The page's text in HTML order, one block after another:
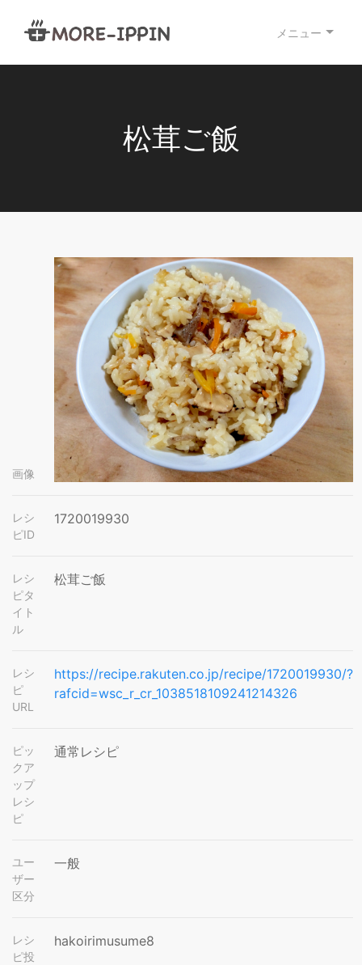
メニュー
松茸ご飯
画像
レシ
ピID
1720019930
レシ
ピタ
イト
ル
松茸ご飯
レシ
ピ
URL
https://recipe.rakuten.co.jp/recipe/1720019930/?
rafcid=wsc_r_cr_1038518109241214326
ピッ
クア
ップ
レシ
ピ
通常レシピ
ユー
ザー
区分
一般
レシ
ピ投
hakoirimusume8